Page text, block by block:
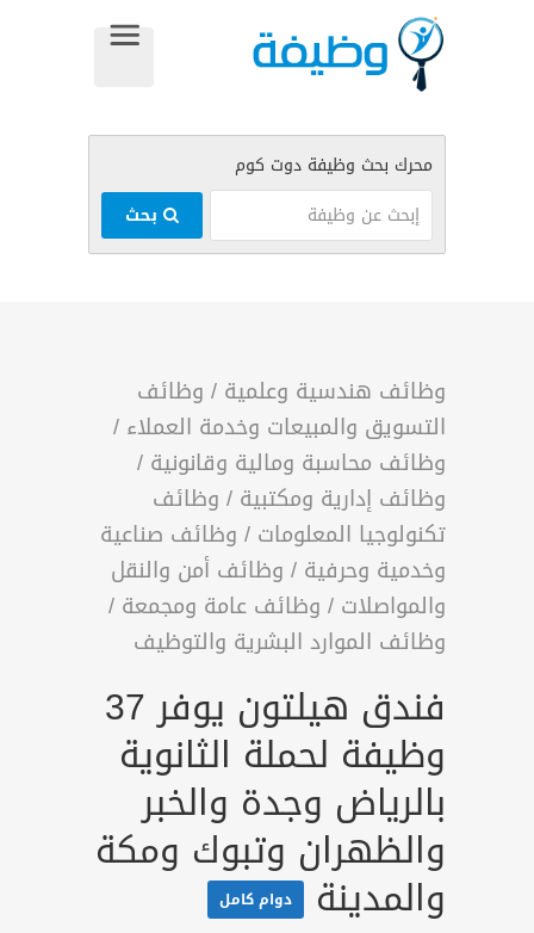
وظائف هندسية وعلمية / وظائف
التسويق والمبيعات وخدمة العملاء /
وظائف محاسبة ومالية وقانونية /
وظائف إدارية ومكتبية / وظائف
تكنولوجيا المعلومات / وظائف صناعية
وخدمية وحرفية / وظائف أمن والنقل
والمواصلات / وظائف عامة ومجمعة /
وظائف الموارد البشرية والتوظيف
فندق هيلتون يوفر 37
وظيفة لحملة الثانوية
بالرياض وجدة والخبر
والظهران وتبوك ومكة
والمدينة دوام كامل